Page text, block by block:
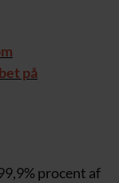
på
procent af